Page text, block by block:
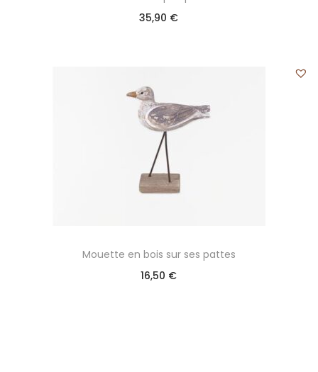
35,90 €
Mouette en bois sur ses pattes
16,50 €